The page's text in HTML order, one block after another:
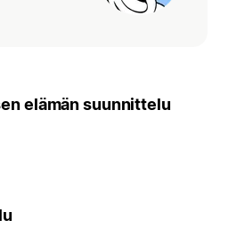
elämän suunnittelu